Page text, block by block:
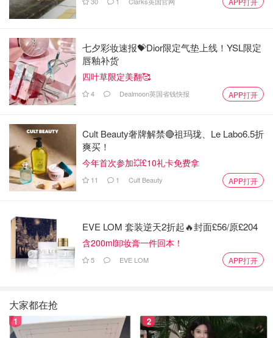
七夕彩妆速报💝Dior限定气垫上线！YSL限定
唇釉补货
四叶草限定美翻🥰
4 Dealmoon英国省钱快报 APP打开
Cult Beauty奢牌解禁🔴祖玛珑、Le Labo6.5折
爽买！
今年首次参加💥£10礼卡免费拿
11 1 Cult Beauty APP打开
EVE LOM 套装逆天2折起🔥封面£56/原£204
含200ml卸妆膏一件回本！
5 EVE LOM APP打开
大家都在抢
1 2